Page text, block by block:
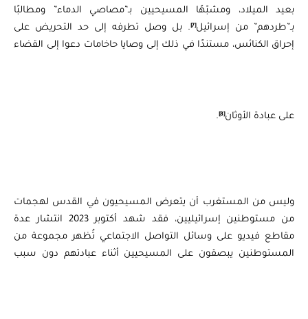
بعيد الميلاد، ومشبّهًا المسيحيين بـ”مصاصي الدماء” ومطالبًا
بـ”طردهم” من إسرائيل . بل وصل تطرفه إلى حد التحريض على
إحراق الكنائس، مستندًا في ذلك إلى وصايا حاخامات دعوا إلى القضاء
على عبادة الأوثان [8]
.
وليس من المستغرب أن يتعرض المسيحيون في القدس لهجمات
من مستوطنين إسرائيليين، فقد شهد أكتوبر 2023 انتشار عدة
مقاطع فيديو على وسائل التواصل الاجتماعي تُظهر مجموعة من
المستوطنين يبصقون على المسيحيين أثناء عبادتهم دون سبب